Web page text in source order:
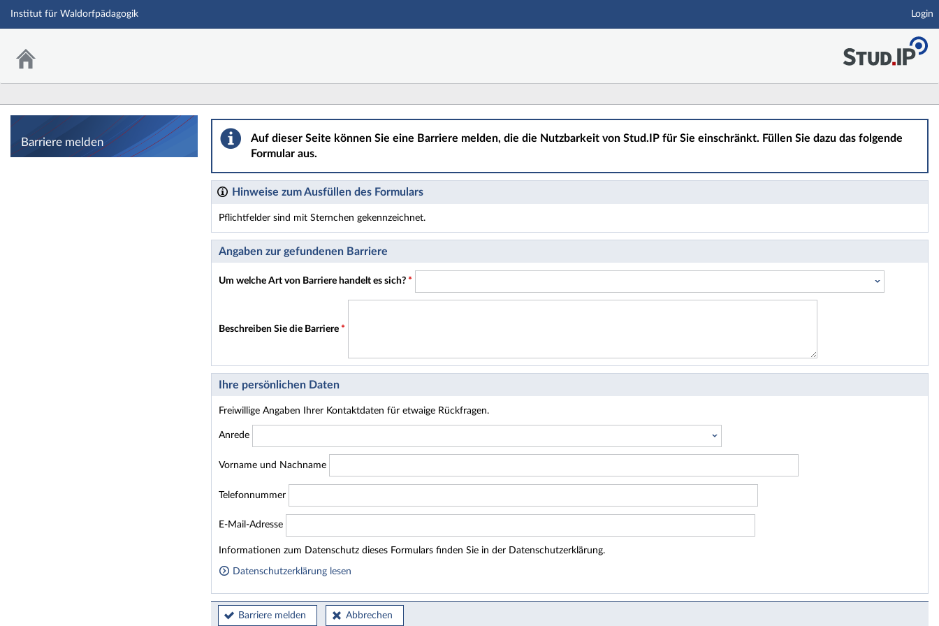
Hauptnavigation
Institut für Waldorfpädagogik Login
Barriere melden
Barriere melden
Auf dieser Seite können Sie eine Barriere melden, die die Nutzbarkeit von Stud.IP für Sie einschränkt. Füllen Sie dazu das folgende
Formular aus.
Hinweise zum Ausfüllen des Formulars
Pflichtfelder sind mit Sternchen gekennzeichnet.
Dieses Formular enthält Pflichtfelder.
Angaben zur gefundenen Barriere
Um welche Art von Barriere handelt es sich? *
Beschreiben Sie die Barriere *
Ihre persönlichen Daten
Freiwillige Angaben Ihrer Kontaktdaten für etwaige Rückfragen.
Anrede
Vorname und Nachname
Telefonnummer
E-Mail-Adresse
Homepage
Informationen zum Datenschutz dieses Formulars finden Sie in der Datenschutzerklärung.
Datenschutzerklärung lesen
Barriere melden Abbrechen